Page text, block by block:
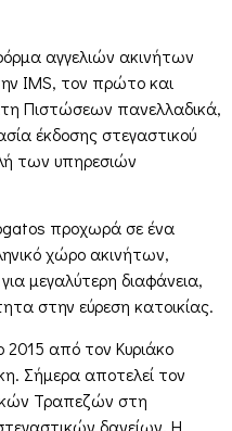
αγγελιών ακινήτων
IMS, τον πρώτο και
Πιστώσεων πανελλαδικά,
έκδοσης στεγαστικού
των υπηρεσιών
προχωρά σε ένα
χώρο ακινήτων,
μεγαλύτερη διαφάνεια,
στην εύρεση κατοικίας.
από τον Κυριάκο
Σήμερα αποτελεί τον
Τραπεζών στη
δανείων. Η